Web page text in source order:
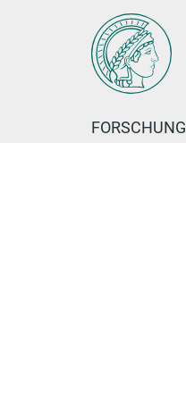
FORSCHUNG